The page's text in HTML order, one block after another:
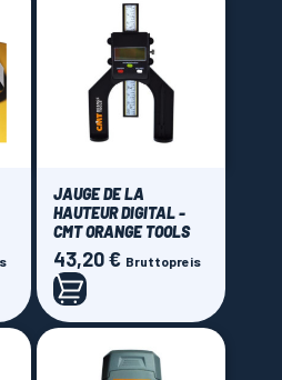
JAUGE DE LA
HAUTEUR DIGITAL -
CMT ORANGE TOOLS
Preis
43,20 € Bruttopreis